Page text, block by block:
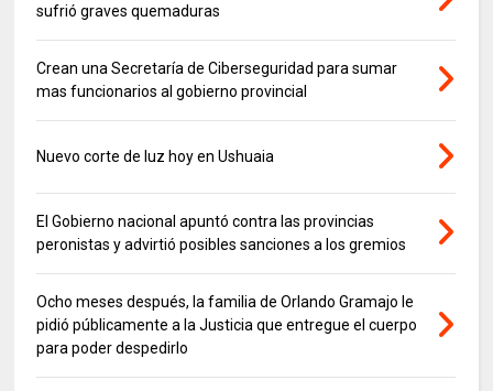
sufrió graves quemaduras
Crean una Secretaría de Ciberseguridad para sumar
mas funcionarios al gobierno provincial
Nuevo corte de luz hoy en Ushuaia
El Gobierno nacional apuntó contra las provincias
peronistas y advirtió posibles sanciones a los gremios
Ocho meses después, la familia de Orlando Gramajo le
pidió públicamente a la Justicia que entregue el cuerpo
para poder despedirlo